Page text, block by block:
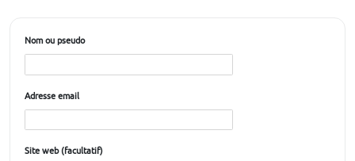
Nom ou pseudo
Adresse email
Site web (facultatif)